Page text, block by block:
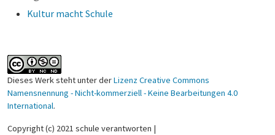
Kultur macht Schule
Dieses Werk steht unter derLizenz Creative Commons
Namensnennung - Nicht-kommerziell - Keine Bearbeitungen 4.0
International.
Copyright (c) 2021 schule verantworten |